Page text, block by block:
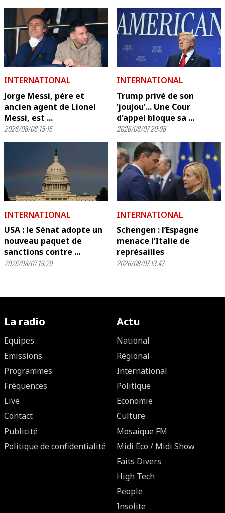
INTERNATIONAL
Jorge Messi, père et
ancien agent de Lionel
Messi, est ...
2026/08/08 15:15
INTERNATIONAL
Trump privé de son
'joujou'... Une Cour
d'appel bloque sa ...
2026/08/07 20:08
INTERNATIONAL
USA : le Sénat adopte un
nouveau paquet de
sanctions contre ...
2026/08/07 19:20
INTERNATIONAL
Schengen : l’Espagne
menace l’Italie de
représailles
2026/08/07 13:47
La radio
Equipes
Emissions
Programmes
Fréquences
Live
Contact
Publicité
Politique de confidentialité
Actu
National
Régional
International
Politique
Economie
Culture
Mosaique FM
Midi Eco / Midi Show
Faits Divers
High Tech
People
Insolite